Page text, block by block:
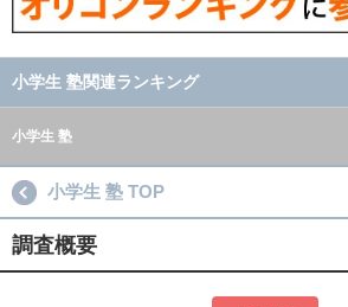
小学生 塾関連ランキング
小学生 塾
小学生 塾 TOP
調査概要